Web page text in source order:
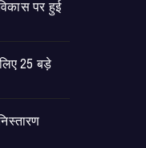
पर हुई
25 बड़े